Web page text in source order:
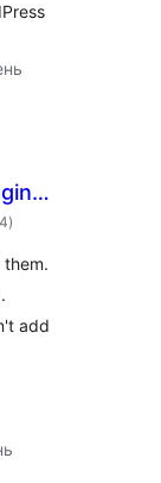
on
загальний
рейтинг
)
them.
add